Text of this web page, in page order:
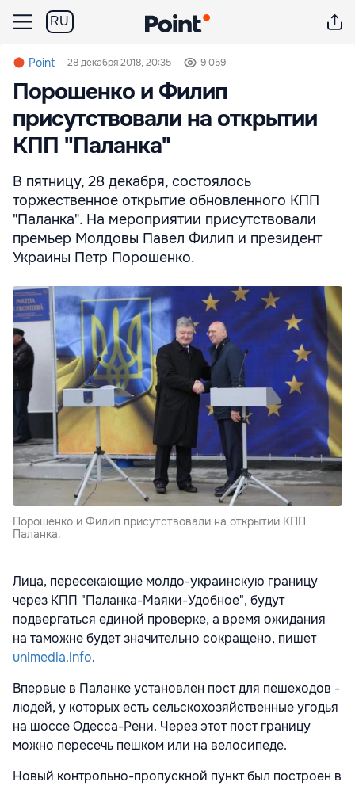
RU
Point 28 декабря 2018, 20:35 9 059
Порошенко и Филип
присутствовали на открытии
КПП "Паланка"
В пятницу, 28 декабря, состоялось
торжественное открытие обновленного КПП
"Паланка". На мероприятии присутствовали
премьер Молдовы Павел Филип и президент
Украины Петр Порошенко.
Порошенко и Филип присутствовали на открытии КПП
Паланка.
Лица, пересекающие молдо-украинскую границу
через КПП "Паланка-Маяки-Удобное", будут
подвергаться единой проверке, а время ожидания
на таможне будет значительно сокращено, пишет
unimedia.info.
Впервые в Паланке установлен пост для пешеходов -
людей, у которых есть сельскохозяйственные угодья
на шоссе Одесса-Рени. Через этот пост границу
можно пересечь пешком или на велосипеде.
Новый контрольно-пропускной пункт был построен в